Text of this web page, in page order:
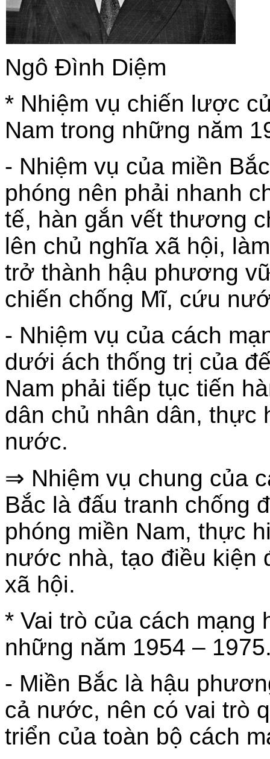
Ngô Đình Diệm
* Nhiệm vụ chiến lược
Nam trong những năm
- Nhiệm vụ của miền
phóng nên phải nhanh
tế, hàn gắn vết thương
lên chủ nghĩa xã hội,
trở thành hậu phương
chiến chống Mĩ, cứu
- Nhiệm vụ của cách
dưới ách thống trị của
Nam phải tiếp tục tiến
dân chủ nhân dân, thực
nước.
⇒ Nhiệm vụ chung của
Bắc là đấu tranh chống
phóng miền Nam, thực
nước nhà, tạo điều kiện
xã hội.
* Vai trò của cách mạng
những năm 1954 –
- Miền Bắc là hậu
cả nước, nên có vai trò
triển của toàn bộ cách